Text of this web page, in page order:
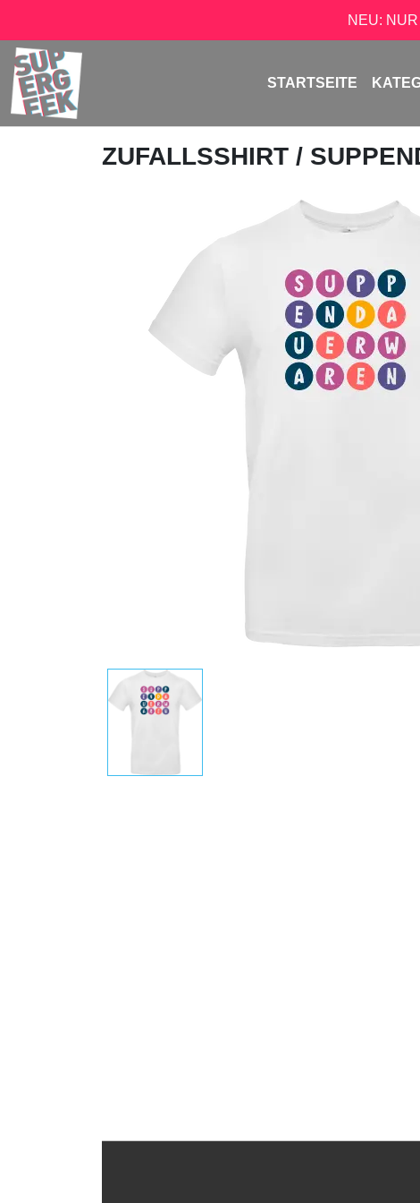
NEU:
STARTSEITE
ZUFALLSSHIRT /